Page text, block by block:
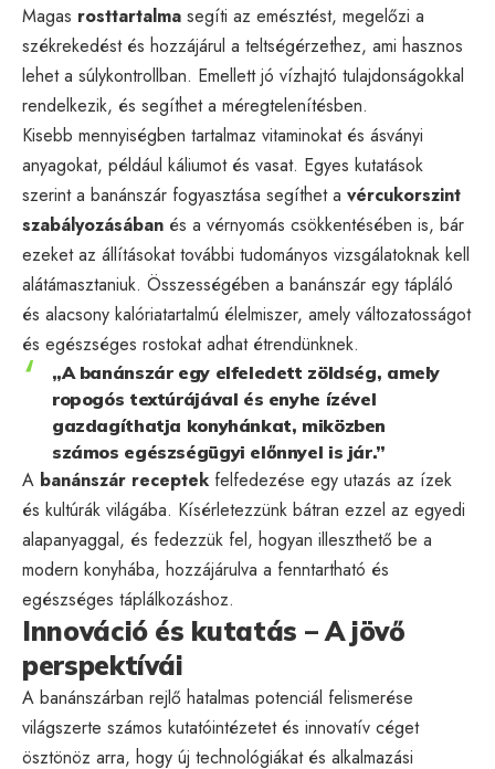
Magas rosttartalma segíti az emésztést, megelőzi a
székrekedést és hozzájárul a teltségérzethez, ami hasznos
lehet a súlykontrollban. Emellett jó vízhajtó tulajdonságokkal
rendelkezik, és segíthet a méregtelenítésben.
Kisebb mennyiségben tartalmaz vitaminokat és ásványi
anyagokat, például káliumot és vasat. Egyes kutatások
szerint a banánszár fogyasztása segíthet a vércukorszint
szabályozásában és a vérnyomás csökkentésében is, bár
ezeket az állításokat további tudományos vizsgálatoknak kell
alátámasztaniuk. Összességében a banánszár egy tápláló
és alacsony kalóriatartalmú élelmiszer, amely változatosságot
és egészséges rostokat adhat étrendünknek.
„A banánszár egy elfeledett zöldség, amely
ropogós textúrájával és enyhe ízével
gazdagíthatja konyhánkat, miközben
számos egészségügyi előnnyel is jár.”
A banánszár receptek felfedezése egy utazás az ízek
és kultúrák világába. Kísérletezzünk bátran ezzel az egyedi
alapanyaggal, és fedezzük fel, hogyan illeszthető be a
modern konyhába, hozzájárulva a fenntartható és
egészséges táplálkozáshoz.
Innováció és kutatás – A jövő
perspektívái
A banánszárban rejlő hatalmas potenciál felismerése
világszerte számos kutatóintézetet és innovatív céget
ösztönöz arra, hogy új technológiákat és alkalmazási